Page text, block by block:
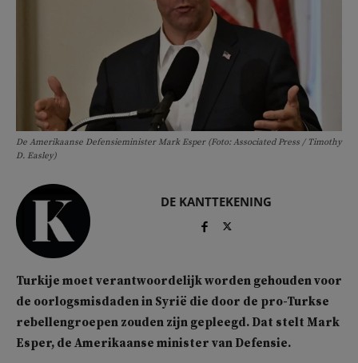
De Amerikaanse Defensieminister Mark Esper (Foto: Associated Press / Timothy
D. Easley)
DE KANTTEKENING
Turkije moet verantwoordelijk worden gehouden voor
de oorlogsmisdaden in Syrië die door de pro-Turkse
rebellengroepen zouden zijn gepleegd. Dat stelt Mark
Esper, de Amerikaanse minister van Defensie.